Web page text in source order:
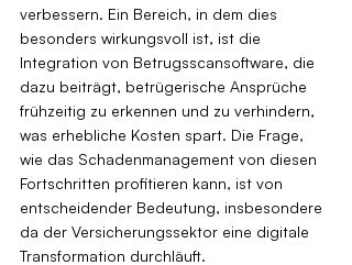
verbessern. Ein Bereich, in dem dies
besonders wirkungsvoll ist, ist die
Integration von Betrugsscansoftware, die
dazu beiträgt, betrügerische Ansprüche
frühzeitig zu erkennen und zu verhindern,
was erhebliche Kosten spart. Die Frage,
wie das Schadenmanagement von diesen
Fortschritten profitieren kann, ist von
entscheidender Bedeutung, insbesondere
da der Versicherungssektor eine digitale
Transformation durchläuft.